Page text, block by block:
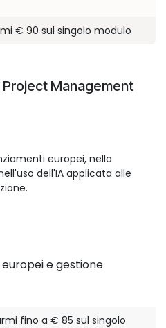
€ 90 sul singolo modulo
Project Management
europei, nella
dell'IA applicata alle
e gestione
fino a € 85 sul singolo